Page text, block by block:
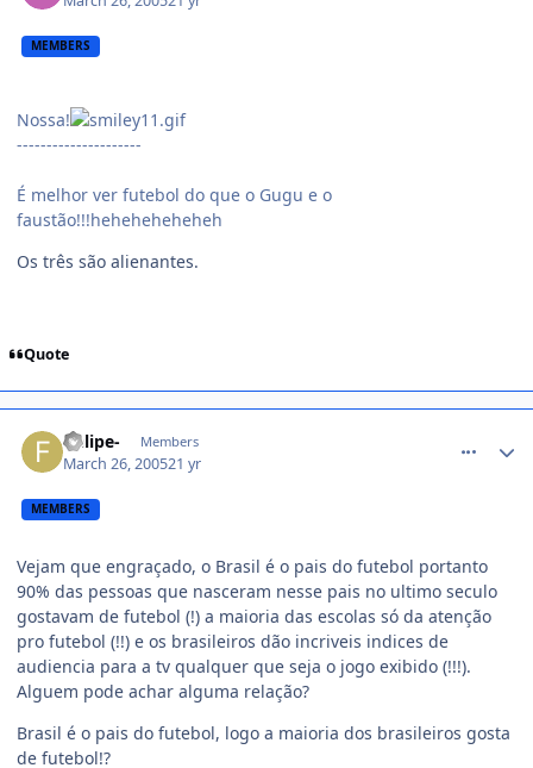
MEMBERS
Nossa!
---------------------
É melhor ver futebol do que o Gugu e o
faustão!!!heheheheheheh
Os três são alienantes.
Quote
-felipe- Members
March 26, 200521 yr
MEMBERS
Vejam que engraçado, o Brasil é o pais do futebol portanto
90% das pessoas que nasceram nesse pais no ultimo seculo
gostavam de futebol (!) a maioria das escolas só da atenção
pro futebol (!!) e os brasileiros dão incriveis indices de
audiencia para a tv qualquer que seja o jogo exibido (!!!).
Alguem pode achar alguma relação?
Brasil é o pais do futebol, logo a maioria dos brasileiros gosta
de futebol!?